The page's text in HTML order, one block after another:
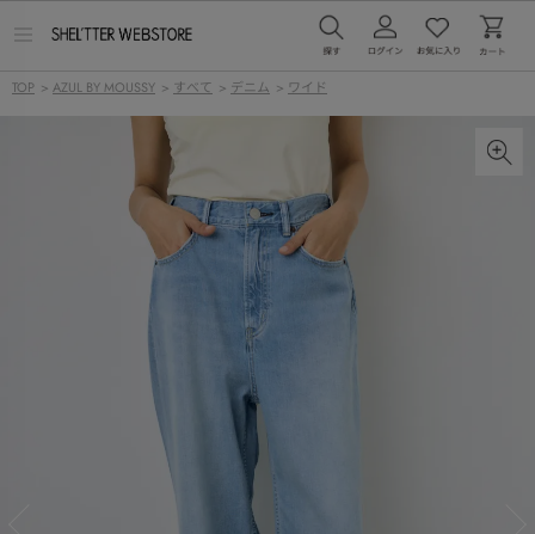
ー
TOP > AZUL BY MOUSSY > すべて > デニム > ワイド